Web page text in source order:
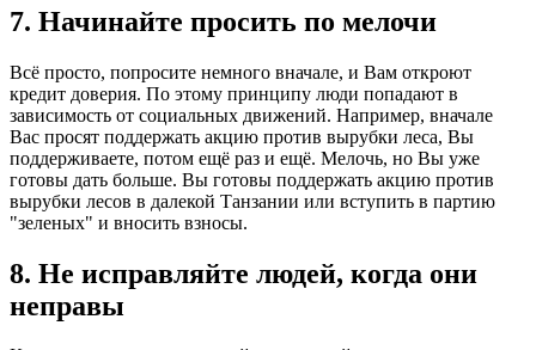
7. Начинайте просить по мелочи
Всё просто, попросите немного вначале, и Вам откроют
кредит доверия. По этому принципу люди попадают в
зависимость от социальных движений. Например, вначале
Вас просят поддержать акцию против вырубки леса, Вы
поддерживаете, потом ещё раз и ещё. Мелочь, но Вы уже
готовы дать больше. Вы готовы поддержать акцию против
вырубки лесов в далекой Танзании или вступить в партию
"зеленых" и вносить взносы.
8. Не исправляйте людей, когда они
неправы